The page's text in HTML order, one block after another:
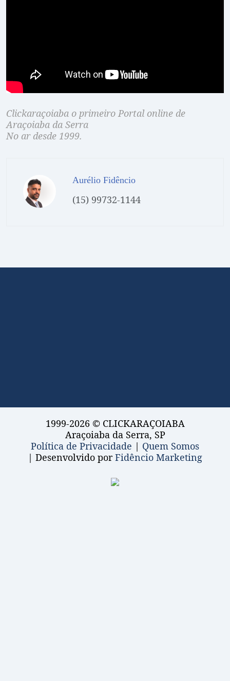
Clickaraçoiaba o primeiro Portal online de
Araçoiaba da Serra
No ar desde 1999.
Aurélio Fidêncio
(15) 99732-1144
1999-2026 © CLICKARAÇOIABA
Araçoiaba da Serra, SP
Política de Privacidade | Quem Somos
| Desenvolvido porFidêncio Marketing